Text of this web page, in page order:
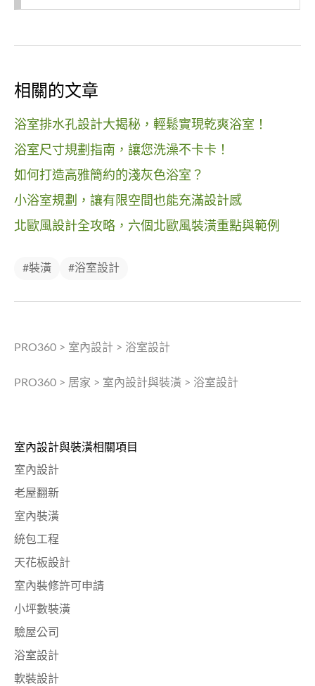
相關的文章
浴室排水孔設計大揭秘，輕鬆實現乾爽浴室！
浴室尺寸規劃指南，讓您洗澡不卡卡！
如何打造高雅簡約的淺灰色浴室？
小浴室規劃，讓有限空間也能充滿設計感
北歐風設計全攻略，六個北歐風裝潢重點與範例
#裝潢 #浴室設計
PRO360 > 室內設計 > 浴室設計
PRO360 > 居家 > 室內設計與裝潢 > 浴室設計
室內設計與裝潢相關項目
室內設計
老屋翻新
室內裝潢
統包工程
天花板設計
室內裝修許可申請
小坪數裝潢
驗屋公司
浴室設計
軟裝設計